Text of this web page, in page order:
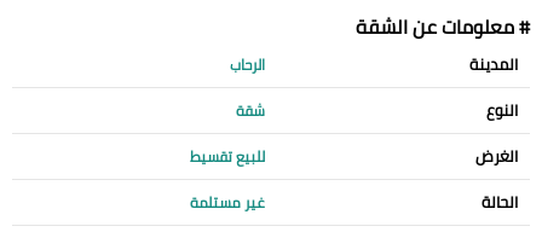
# معلومات عن الشقة
المدينة الرحاب
النوع شقة
الغرض للبيع تقسيط
الحالة غير مستلمة